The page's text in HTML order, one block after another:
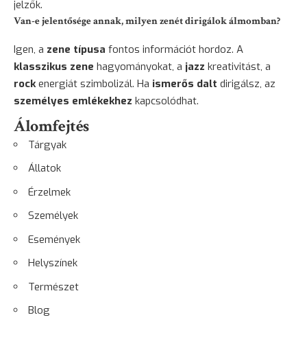
jelzők.
Van-e jelentősége annak, milyen zenét dirigálok álmomban?
Igen, a zene típusa fontos információt hordoz. A
klasszikus zene hagyományokat, a jazz kreativitást, a
rockenergiát szimbolizál. Ha ismerős dalt dirigálsz, az
személyes emlékekhez kapcsolódhat.
Álomfejtés
Tárgyak
Állatok
Érzelmek
Személyek
Események
Helyszínek
Természet
Blog